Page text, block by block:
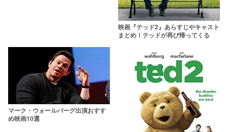
映画『テッド2』あらすじやキャスト
まとめ！テッドが再び帰ってくる
マーク・ウォールバーグ出演おすす
め映画10選